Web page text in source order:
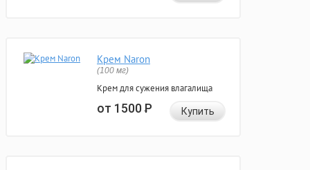
Крем Naron
(100 мг)
Крем для сужения влагалища
от 1500Р Купить